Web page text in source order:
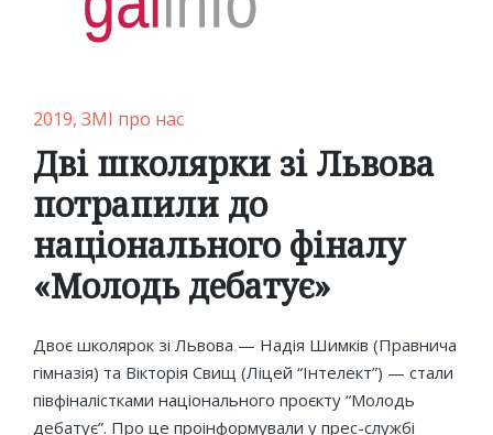
Posted
in
2019 ЗМІ про нас
Дві школярки зі Львова
потрапили до
національного фіналу
«Молодь дебатує»
Двоє школярок зі Львова — Надія Шимків (Правнича
гімназія) та Вікторія Свищ (Ліцей “Інтелект”) — стали
півфіналістками національного проєкту “Молодь
дебатує”. Про це проінформували у прес-службі